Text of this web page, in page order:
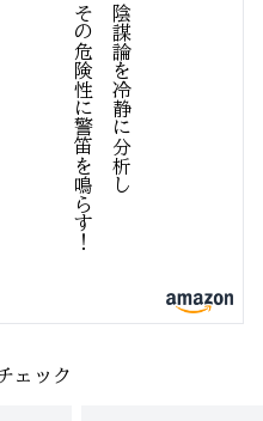
陰
謀
論
を
冷
静
に
分
析
し
そ
の
危
険
性
に
警
笛
を
鳴
す
！
ェック